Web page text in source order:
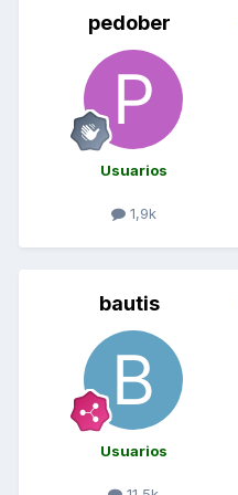
pedober
Usuarios
1,9k
bautis
Usuarios